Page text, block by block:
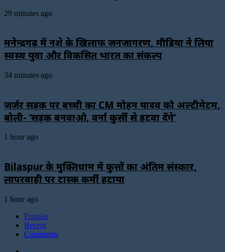
29 minutes ago
मनेन्द्रगढ़ में नशे के खिलाफ जनजागरण, मीडिया ने लिया
स्वस्थ युवा और विकसित भारत का संकल्प
34 minutes ago
जर्जर सड़क पर बच्ची का CM मोहन यादव को अल्टीमेटम,
बोली- ‘सड़क बनवाओ, वर्ना कुर्सी से हटवा देंगे’
1 hour ago
Bilaspur के मुक्तिधाम में कुत्तों का अंतिम संस्कार,
लापरवाही पर टास्क कर्मी हटाया
1 hour ago
Popular
Recent
Comments